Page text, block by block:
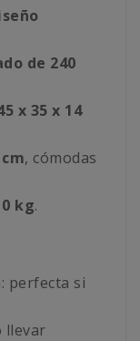
de 240
x 35 x 14
, cómodas
kg.
perfecta si
llevar